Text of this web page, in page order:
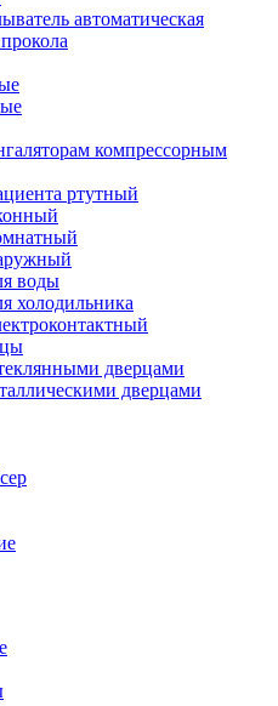
автоматическая
компрессорным
ртутный
воды
холодильника
дверцами
дверцами